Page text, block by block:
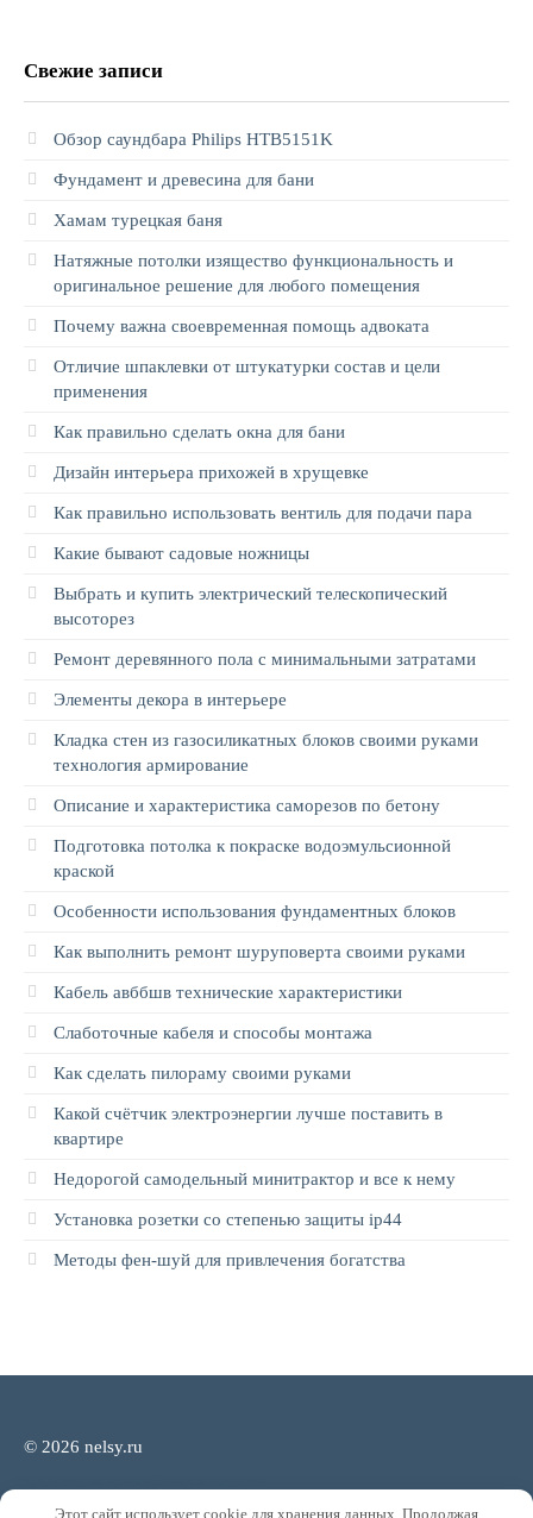
Свежие записи
Обзор саундбара Philips HTB5151K
Фундамент и древесина для бани
Хамам турецкая баня
Натяжные потолки изящество функциональность и
оригинальное решение для любого помещения
Почему важна своевременная помощь адвоката
Отличие шпаклевки от штукатурки состав и цели
применения
Как правильно сделать окна для бани
Дизайн интерьера прихожей в хрущевке
Как правильно использовать вентиль для подачи пара
Какие бывают садовые ножницы
Выбрать и купить электрический телескопический
высоторез
Ремонт деревянного пола с минимальными затратами
Элементы декора в интерьере
Кладка стен из газосиликатных блоков своими руками
технология армирование
Описание и характеристика саморезов по бетону
Подготовка потолка к покраске водоэмульсионной
краской
Особенности использования фундаментных блоков
Как выполнить ремонт шуруповерта своими руками
Кабель авббшв технические характеристики
Слаботочные кабеля и способы монтажа
Как сделать пилораму своими руками
Какой счётчик электроэнергии лучше поставить в
квартире
Недорогой самодельный минитрактор и все к нему
Установка розетки со степенью защиты ip44
Методы фен-шуй для привлечения богатства
© 2026 nelsy.ru
Этот сайт использует cookie для хранения данных. Продолжая